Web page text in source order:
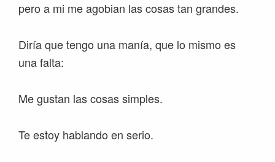
pero a mi me agobian las cosas tan grandes.
Diría que tengo una manía, que lo mismo es
una falta:
Me gustan las cosas simples.
Te estoy hablando en serio.